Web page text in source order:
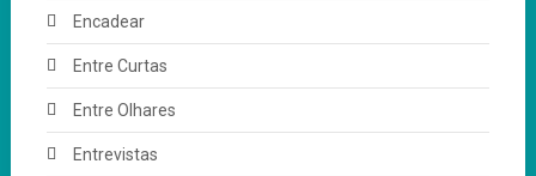
Encadear
Entre Curtas
Entre Olhares
Entrevistas